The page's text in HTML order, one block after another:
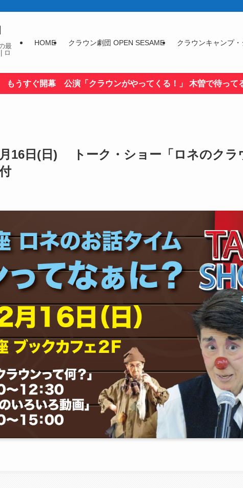
最
ロ
HOME クラウン劇団 OPEN SESAME クラウンキャンプ
もうすぐ開幕 公演「クラウンがやってくる！」 木曽で待っ
月16日(日) トーク・ショー「ロネのクラ